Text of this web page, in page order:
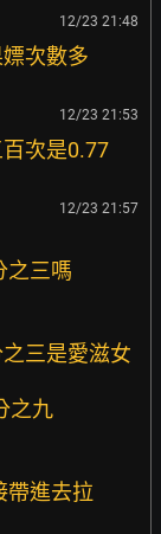
12/23 21:48
次數多
12/23 21:53
次是0.77
12/23 21:57
之三嗎
三是愛滋女
之九
帶進去拉